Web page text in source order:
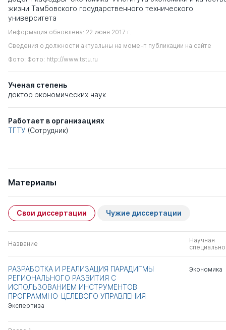
жизни Тамбовского государственного технического
университета
Информация обновлена: 22 июня 2017 г.
Сведения о должности актуальны на момент публикации на сайте
Фото: Фото: http://www.tstu.ru
Ученая степень
доктор экономических наук
Работает в организациях
ТГТУ (Сотрудник)
Материалы
Свои диссертации Чужие диссертации
Название
Научная
РАЗРАБОТКА И РЕАЛИЗАЦИЯ ПАРАДИГМЫ
РЕГИОНАЛЬНОГО РАЗВИТИЯ С
ИСПОЛЬЗОВАНИЕМ ИНСТРУМЕНТОВ
ПРОГРАММНО-ЦЕЛЕВОГО УПРАВЛЕНИЯ
Экспертиза
Экономика